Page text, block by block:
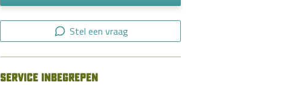
Stel een vraag
Service inbegrepen